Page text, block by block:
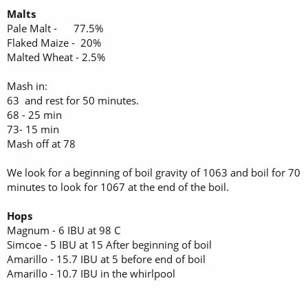
Malts
Pale Malt - 77.5%
Flaked Maize - 20%
Malted Wheat - 2.5%
Mash in:
63 and rest for 50 minutes.
68 - 25 min
73- 15 min
Mash off at 78
We look for a beginning of boil gravity of 1063 and boil for 70
minutes to look for 1067 at the end of the boil.
Hops
Magnum - 6 IBU at 98 C
Simcoe - 5 IBU at 15 After beginning of boil
Amarillo - 15.7 IBU at 5 before end of boil
Amarillo - 10.7 IBU in the whirlpool